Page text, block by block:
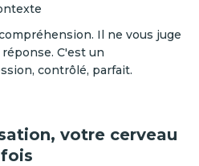
Il ne vous juge
C'est un
contrôlé, parfait.
votre cerveau